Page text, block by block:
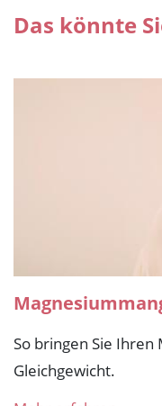
Das könnte
So bringen Sie Ihren
Gleichgewicht.